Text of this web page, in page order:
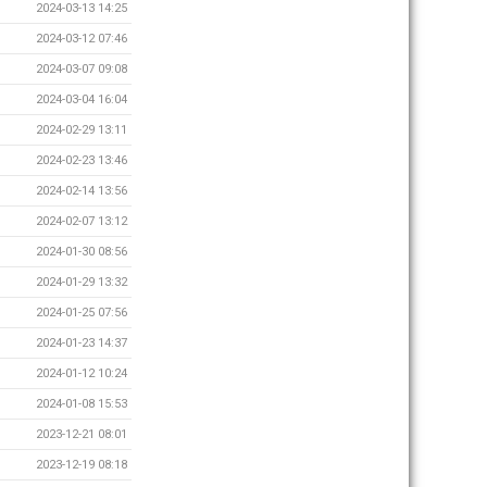
2024-03-13 14:25
2024-03-12 07:46
2024-03-07 09:08
2024-03-04 16:04
2024-02-29 13:11
2024-02-23 13:46
2024-02-14 13:56
2024-02-07 13:12
2024-01-30 08:56
2024-01-29 13:32
2024-01-25 07:56
2024-01-23 14:37
2024-01-12 10:24
2024-01-08 15:53
2023-12-21 08:01
2023-12-19 08:18